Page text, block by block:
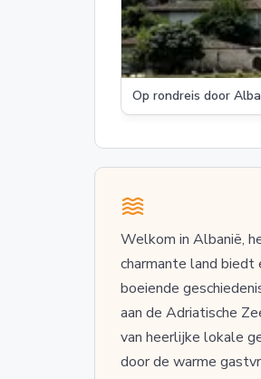
Op rondreis door
Welkom in Albanië,
charmante land biedt
boeiende
aan de Adriatische
van heerlijke lokale
door de warme